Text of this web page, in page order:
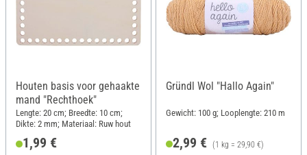
Houten basis voor gehaakte
mand "Rechthoek"
Lengte: 20 cm; Breedte: 10 cm;
Dikte: 2 mm; Materiaal: Ruw hout
1,99 €
Gründl Wol "Hallo Again"
Gewicht: 100 g; Looplengte: 210 m
2,99 € (1 kg = 29,90 €)